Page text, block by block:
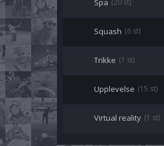
Spa (20 st)
Squash (6 st)
Trikke (1 st)
Upplevelse (15 st)
Virtual reality (1 st)